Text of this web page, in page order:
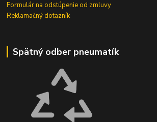
Formulár na odstúpenie od zmluvy
Reklamačný dotazník
Spätný odber pneumatík